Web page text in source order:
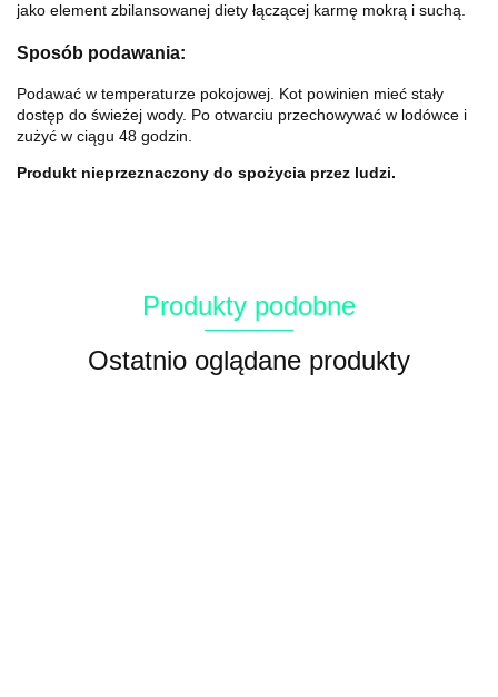
jako element zbilansowanej diety łączącej karmę mokrą i suchą.
Sposób podawania:
Podawać w temperaturze pokojowej. Kot powinien mieć stały
dostęp do świeżej wody. Po otwarciu przechowywać w lodówce i
zużyć w ciągu 48 godzin.
Produkt nieprzeznaczony do spożycia przez ludzi.
Produkty podobne
Ostatnio oglądane produkty